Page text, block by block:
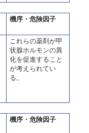
機序・危険因子
これらの薬剤が甲
状腺ホルモンの異
化を促進すること
が考えられてい
る。
機序・危険因子